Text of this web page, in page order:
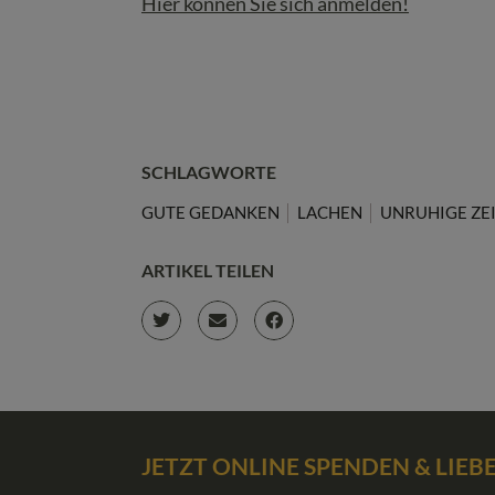
SCHLAGWORTE
GUTE GEDANKEN LACHEN UNRUHIGE
ARTIKEL TEILEN
JETZT ONLINE SPENDEN &